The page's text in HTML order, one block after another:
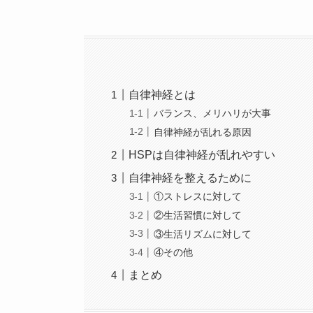
自律神経とは
バランス、メリハリが大事
自律神経が乱れる原因
HSPは自律神経が乱れやすい
自律神経を整えるために
①ストレスに対して
②生活習慣に対して
③生活リズムに対して
④その他
まとめ